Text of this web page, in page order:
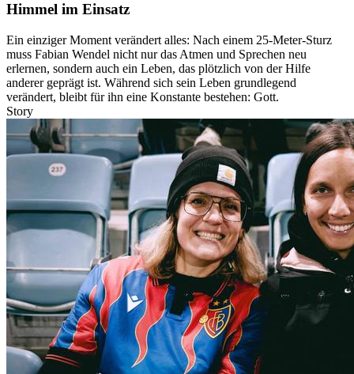
Himmel im Einsatz
Ein einziger Moment verändert alles: Nach einem 25-Meter-Sturz
muss Fabian Wendel nicht nur das Atmen und Sprechen neu
erlernen, sondern auch ein Leben, das plötzlich von der Hilfe
anderer geprägt ist. Während sich sein Leben grundlegend
verändert, bleibt für ihn eine Konstante bestehen: Gott.
Story